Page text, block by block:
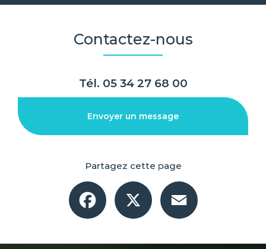
Contactez-nous
Tél. 05 34 27 68 00
Envoyer un message
Partagez cette page
Facebook